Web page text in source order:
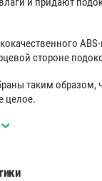
стороне
таким образом,
целое.